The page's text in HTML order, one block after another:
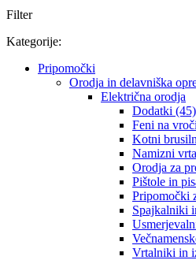
Filter
Kategorije:
Pripomočki
Orodja in delavniška
Električna orodja
Dodatki (45)
Feni na
Kotni
Namizni
Orodja za
Pištole in
Pripomočki
Spajkalniki
Vrtalniki in